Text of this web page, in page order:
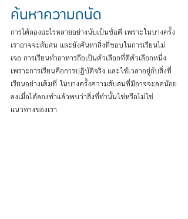
ค้นหาความถนัด
การได้ลองอะไรหลายอย่างนับเป็นข้อดี เพราะในบางครั้ง
เราอาจจะสับสน และยังค้นหาสิ่งที่ชอบในการเรียนไม่
เจอ การเรียนทำอาหารถือเป็นตัวเลือกที่ดีตัวเลือกหนึ่ง
เพราะการเรียนคือการปฎิบัติจริง และใช้เวลาอยู่กับสิ่งที่
เรียนอย่างเต็มที่ ในบางครั้งความสับสนที่มีอาจจะลดน้อย
ลงเมื่อได้ลองทำแล้วพบว่าสิ่งที่ทำนั้นใช่หรือไม่ใช่
แนวทางของเรา